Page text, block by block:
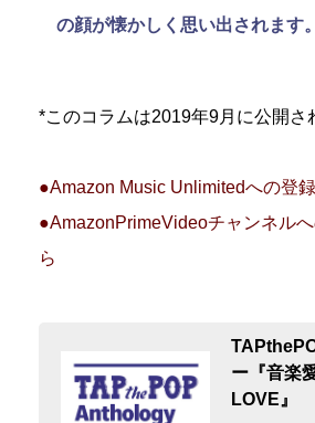
の顔が懐かしく思い出されます。
*このコラムは2019年9月に公開さ
●Amazon Music Unlimitedへの登
●AmazonPrimeVideoチャンネル
ら
ー『音楽
LOVE』